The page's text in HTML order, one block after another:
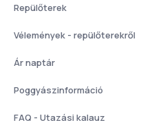
Repülőterek
Vélemények - repülőterekről
Ár naptár
Poggyászinformáció
FAQ - Utazási kalauz